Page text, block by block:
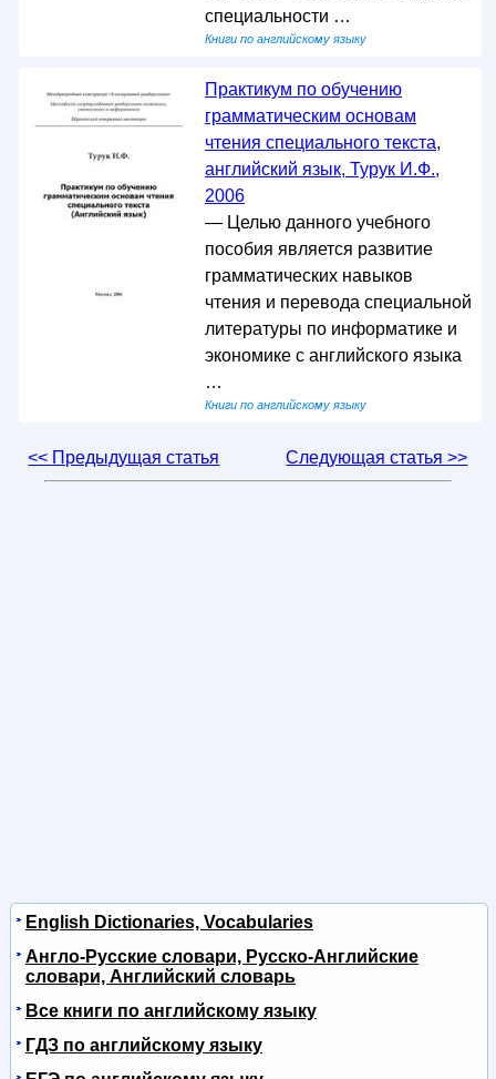
специальности …
Книги по английскому языку
Практикум по обучению
грамматическим основам
чтения специального текста,
английский язык, Турук И.Ф.,
2006
— Целью данного учебного
пособия является развитие
грамматических навыков
чтения и перевода специальной
литературы по информатике и
экономике с английского языка
…
Книги по английскому языку
<< Предыдущая статья Следующая статья >>
English Dictionaries, Vocabularies
Англо-Русские словари, Русско-Английские
словари, Английский словарь
Все книги по английскому языку
ГДЗ по английскому языку